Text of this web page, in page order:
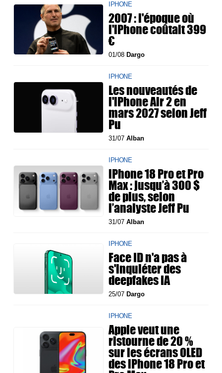
IPHONE
2007 : l'époque où
l'iPhone coûtait 399
€
01/08 Dargo
IPHONE
Les nouveautés de
l'iPhone Air 2 en
mars 2027 selon Jeff
Pu
31/07Alban
IPHONE
iPhone 18 Pro et Pro
Max : jusqu’à 300 $
de plus, selon
l’analyste Jeff Pu
31/07Alban
IPHONE
Face ID n'a pas à
s'inquiéter des
deepfakes IA
25/07 Dargo
IPHONE
Apple veut une
ristourne de 20 %
sur les écrans OLED
des iPhone 18 Pro et